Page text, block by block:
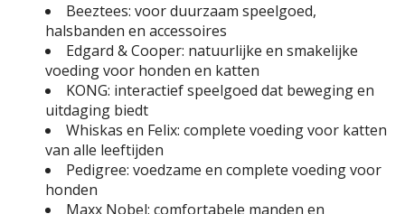
Beeztees: voor duurzaam speelgoed,
halsbanden en accessoires
Edgard & Cooper: natuurlijke en smakelijke
voeding voor honden en katten
KONG: interactief speelgoed dat beweging en
uitdaging biedt
Whiskas en Felix: complete voeding voor katten
van alle leeftijden
Pedigree: voedzame en complete voeding voor
honden
Maxx Nobel: comfortabele manden en